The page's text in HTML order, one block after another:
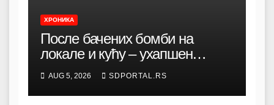
ХРОНИКА
После бачених бомби на
локале и кућу – ухапшен
осумњичени организатор (20)
AUG 5, 2026 SDPORTAL.RS